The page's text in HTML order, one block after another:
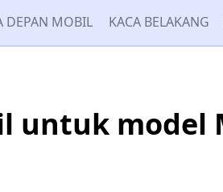
DEPAN MOBIL KACA BELAKANG
untuk model